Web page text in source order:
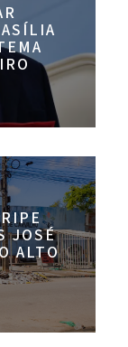
JOSÉ
ALTO